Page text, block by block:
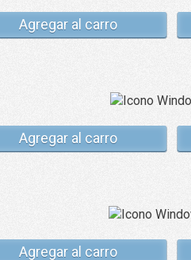
Agregar al carro
Agregar al carro
Agregar al carro